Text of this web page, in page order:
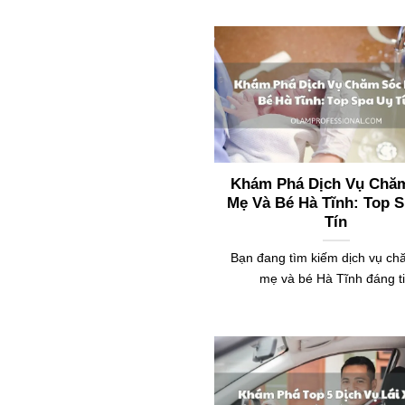
Khám Phá Dịch Vụ
Mẹ Và Bé Hà Tĩnh: Top
Tín
Bạn đang tìm kiếm dịch vụ
mẹ và bé Hà Tĩnh đáng